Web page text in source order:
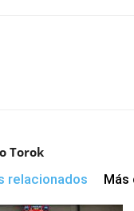
Torok
relacionados
Más